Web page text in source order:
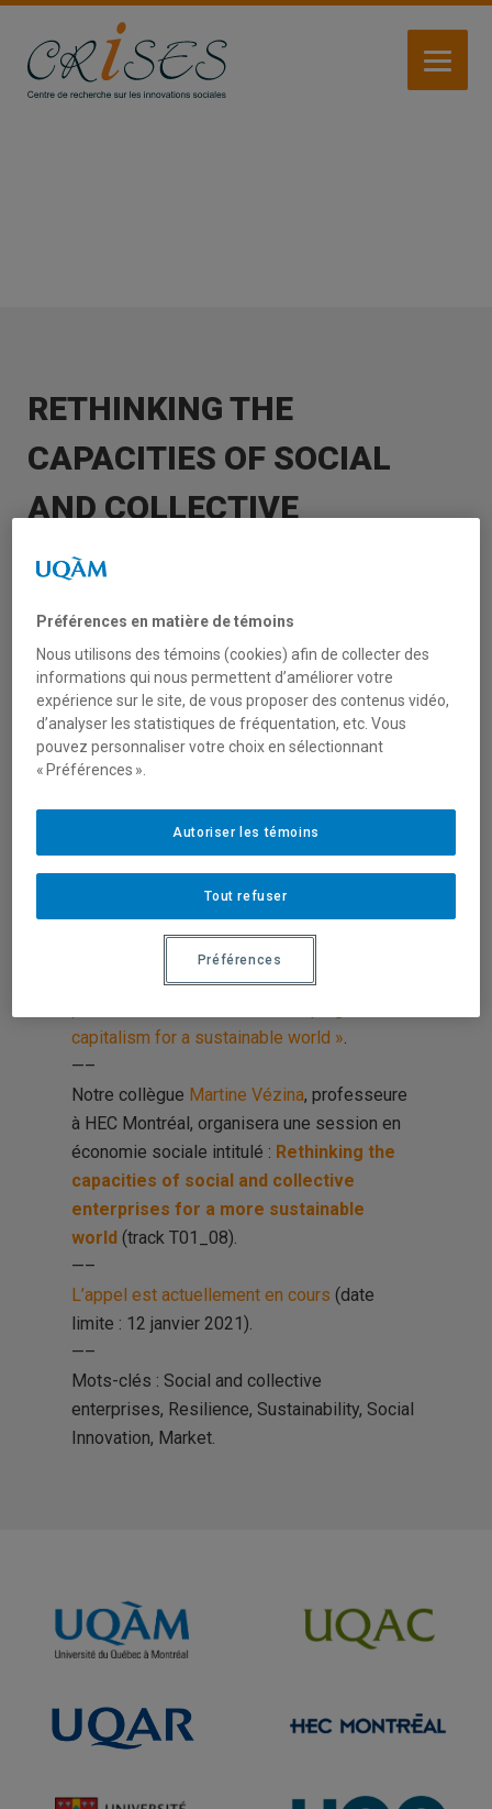
Aller
contenu
principal
RETHINKING THE
CAPACITIES OF SOCIAL
AND COLLECTIVE
ENTERPRISES FOR A MORE
SUSTAINABLE WORLD
Colloque EURAM, du 16 au 18 juin 2021 à
Montréal,ESG UQAM | École des sciences
Sur le thème «Restauration du capitalisme
capitalism for a sustainable world ».
—–
Notre collègue Martine Vézina, professeure
à HEC Montréal, organisera une session en
économie sociale intitulé : Rethinking the
capacities of social and collective
enterprises for a more sustainable
world (track T01_08).
—–
L’appel est actuellement en cours (date
limite : 12 janvier 2021).
—–
Mots-clés : Social and collective
enterprises, Resilience, Sustainability, Social
Innovation, Market.
Préférences en matière de témoins
Nous utilisons des témoins (cookies) afin de collecter des
informations qui nous permettent d’améliorer votre
expérience sur le site, de vous proposer des contenus vidéo,
d’analyser les statistiques de fréquentation, etc. Vous
pouvez personnaliser votre choix en sélectionnant
« Préférences ».
Tout refuser
Autoriser les témoins
Préférences